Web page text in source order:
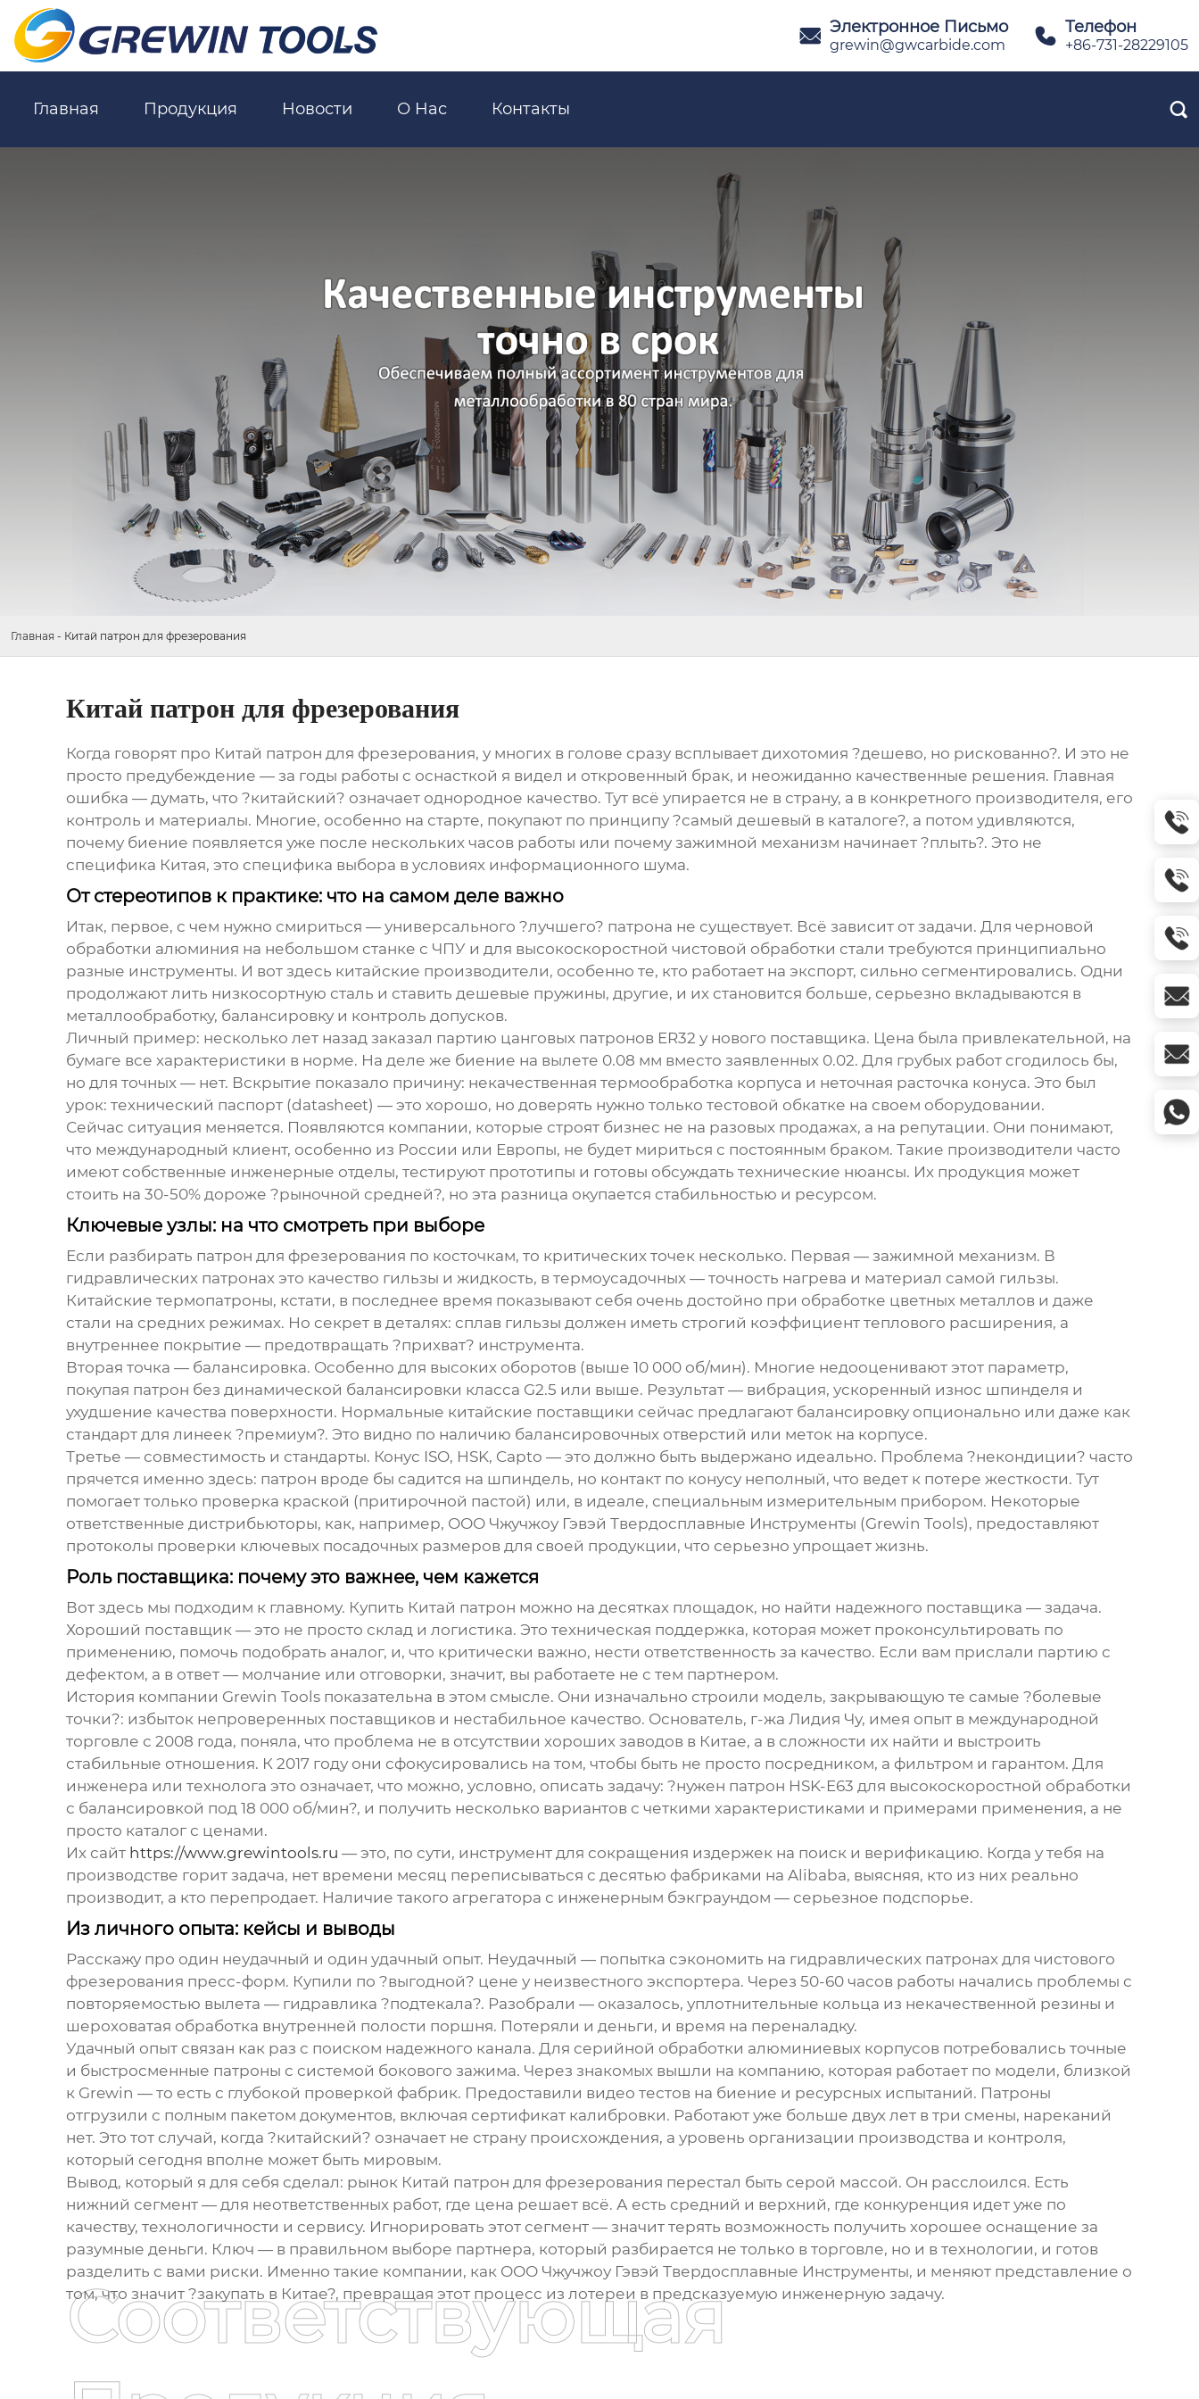
 Электронное Письмо
grewin@gwcarbide.com  Телефон
+86-731-28229105
Главная Продукция Новости О Hас Контакты 
Главная - Китай патрон для фрезерования
Китай патрон для фрезерования
Когда говорят про Китай патрон для фрезерования, у многих в голове сразу всплывает дихотомия ?дешево, но рискованно?. И это не
просто предубеждение — за годы работы с оснасткой я видел и откровенный брак, и неожиданно качественные решения. Главная
ошибка — думать, что ?китайский? означает однородное качество. Тут всё упирается не в страну, а в конкретного производителя, его
контроль и материалы. Многие, особенно на старте, покупают по принципу ?самый дешевый в каталоге?, а потом удивляются,
почему биение появляется уже после нескольких часов работы или почему зажимной механизм начинает ?плыть?. Это не
специфика Китая, это специфика выбора в условиях информационного шума.
От стереотипов к практике: что на самом деле важно
Итак, первое, с чем нужно смириться — универсального ?лучшего? патрона не существует. Всё зависит от задачи. Для черновой
обработки алюминия на небольшом станке с ЧПУ и для высокоскоростной чистовой обработки стали требуются принципиально
разные инструменты. И вот здесь китайские производители, особенно те, кто работает на экспорт, сильно сегментировались. Одни
продолжают лить низкосортную сталь и ставить дешевые пружины, другие, и их становится больше, серьезно вкладываются в
металлообработку, балансировку и контроль допусков.
Личный пример: несколько лет назад заказал партию цанговых патронов ER32 у нового поставщика. Цена была привлекательной, на
бумаге все характеристики в норме. На деле же биение на вылете 0.08 мм вместо заявленных 0.02. Для грубых работ сгодилось бы,
но для точных — нет. Вскрытие показало причину: некачественная термообработка корпуса и неточная расточка конуса. Это был
урок: технический паспорт (datasheet) — это хорошо, но доверять нужно только тестовой обкатке на своем оборудовании.
Сейчас ситуация меняется. Появляются компании, которые строят бизнес не на разовых продажах, а на репутации. Они понимают,
что международный клиент, особенно из России или Европы, не будет мириться с постоянным браком. Такие производители часто
имеют собственные инженерные отделы, тестируют прототипы и готовы обсуждать технические нюансы. Их продукция может
стоить на 30-50% дороже ?рыночной средней?, но эта разница окупается стабильностью и ресурсом.
Ключевые узлы: на что смотреть при выборе
Если разбирать патрон для фрезерования по косточкам, то критических точек несколько. Первая — зажимной механизм. В
гидравлических патронах это качество гильзы и жидкость, в термоусадочных — точность нагрева и материал самой гильзы.
Китайские термопатроны, кстати, в последнее время показывают себя очень достойно при обработке цветных металлов и даже
стали на средних режимах. Но секрет в деталях: сплав гильзы должен иметь строгий коэффициент теплового расширения, а
внутреннее покрытие — предотвращать ?прихват? инструмента.
Вторая точка — балансировка. Особенно для высоких оборотов (выше 10 000 об/мин). Многие недооценивают этот параметр,
покупая патрон без динамической балансировки класса G2.5 или выше. Результат — вибрация, ускоренный износ шпинделя и
ухудшение качества поверхности. Нормальные китайские поставщики сейчас предлагают балансировку опционально или даже как
стандарт для линеек ?премиум?. Это видно по наличию балансировочных отверстий или меток на корпусе.
Третье — совместимость и стандарты. Конус ISO, HSK, Capto — это должно быть выдержано идеально. Проблема ?некондиции? часто
прячется именно здесь: патрон вроде бы садится на шпиндель, но контакт по конусу неполный, что ведет к потере жесткости. Тут
помогает только проверка краской (притирочной пастой) или, в идеале, специальным измерительным прибором. Некоторые
ответственные дистрибьюторы, как, например, ООО Чжучжоу Гэвэй Твердосплавные Инструменты (Grewin Tools), предоставляют
протоколы проверки ключевых посадочных размеров для своей продукции, что серьезно упрощает жизнь.
Роль поставщика: почему это важнее, чем кажется
Вот здесь мы подходим к главному. Купить Китай патрон можно на десятках площадок, но найти надежного поставщика — задача.
Хороший поставщик — это не просто склад и логистика. Это техническая поддержка, которая может проконсультировать по
применению, помочь подобрать аналог, и, что критически важно, нести ответственность за качество. Если вам прислали партию с
дефектом, а в ответ — молчание или отговорки, значит, вы работаете не с тем партнером.
История компании Grewin Toolsпоказательна в этом смысле. Они изначально строили модель, закрывающую те самые ?болевые
точки?: избыток непроверенных поставщиков и нестабильное качество. Основатель, г-жа Лидия Чу, имея опыт в международной
торговле с 2008 года, поняла, что проблема не в отсутствии хороших заводов в Китае, а в сложности их найти и выстроить
стабильные отношения. К 2017 году они сфокусировались на том, чтобы быть не просто посредником, а фильтром и гарантом. Для
инженера или технолога это означает, что можно, условно, описать задачу: ?нужен патрон HSK-E63 для высокоскоростной обработки
с балансировкой под 18 000 об/мин?, и получить несколько вариантов с четкими характеристиками и примерами применения, а не
просто каталог с ценами.
Их сайт https://www.grewintools.ru — это, по сути, инструмент для сокращения издержек на поиск и верификацию. Когда у тебя на
производстве горит задача, нет времени месяц переписываться с десятью фабриками на Alibaba, выясняя, кто из них реально
производит, а кто перепродает. Наличие такого агрегатора с инженерным бэкграундом — серьезное подспорье.
Из личного опыта: кейсы и выводы
Расскажу про один неудачный и один удачный опыт. Неудачный — попытка сэкономить на гидравлических патронах для чистового
фрезерования пресс-форм. Купили по ?выгодной? цене у неизвестного экспортера. Через 50-60 часов работы начались проблемы с
повторяемостью вылета — гидравлика ?подтекала?. Разобрали — оказалось, уплотнительные кольца из некачественной резины и
шероховатая обработка внутренней полости поршня. Потеряли и деньги, и время на переналадку.
Удачный опыт связан как раз с поиском надежного канала. Для серийной обработки алюминиевых корпусов потребовались точные
и быстросменные патроны с системой бокового зажима. Через знакомых вышли на компанию, которая работает по модели, близкой
к Grewin — то есть с глубокой проверкой фабрик. Предоставили видео тестов на биение и ресурсных испытаний. Патроны
отгрузили с полным пакетом документов, включая сертификат калибровки. Работают уже больше двух лет в три смены, нареканий
нет. Это тот случай, когда ?китайский? означает не страну происхождения, а уровень организации производства и контроля,
который сегодня вполне может быть мировым.
Вывод, который я для себя сделал: рынок Китай патрон для фрезерования перестал быть серой массой. Он расслоился. Есть
нижний сегмент — для неответственных работ, где цена решает всё. А есть средний и верхний, где конкуренция идет уже по
качеству, технологичности и сервису. Игнорировать этот сегмент — значит терять возможность получить хорошее оснащение за
разумные деньги. Ключ — в правильном выборе партнера, который разбирается не только в торговле, но и в технологии, и готов
разделить с вами риски. Именно такие компании, как ООО Чжучжоу Гэвэй Твердосплавные Инструменты, и меняют представление о
том, что значит ?закупать в Китае?, превращая этот процесс из лотереи в предсказуемую инженерную задачу.
Соответствующая